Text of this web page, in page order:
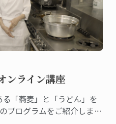
ンライン講座
「蕎麦」と「うどん」を
プログラムをご紹介しま